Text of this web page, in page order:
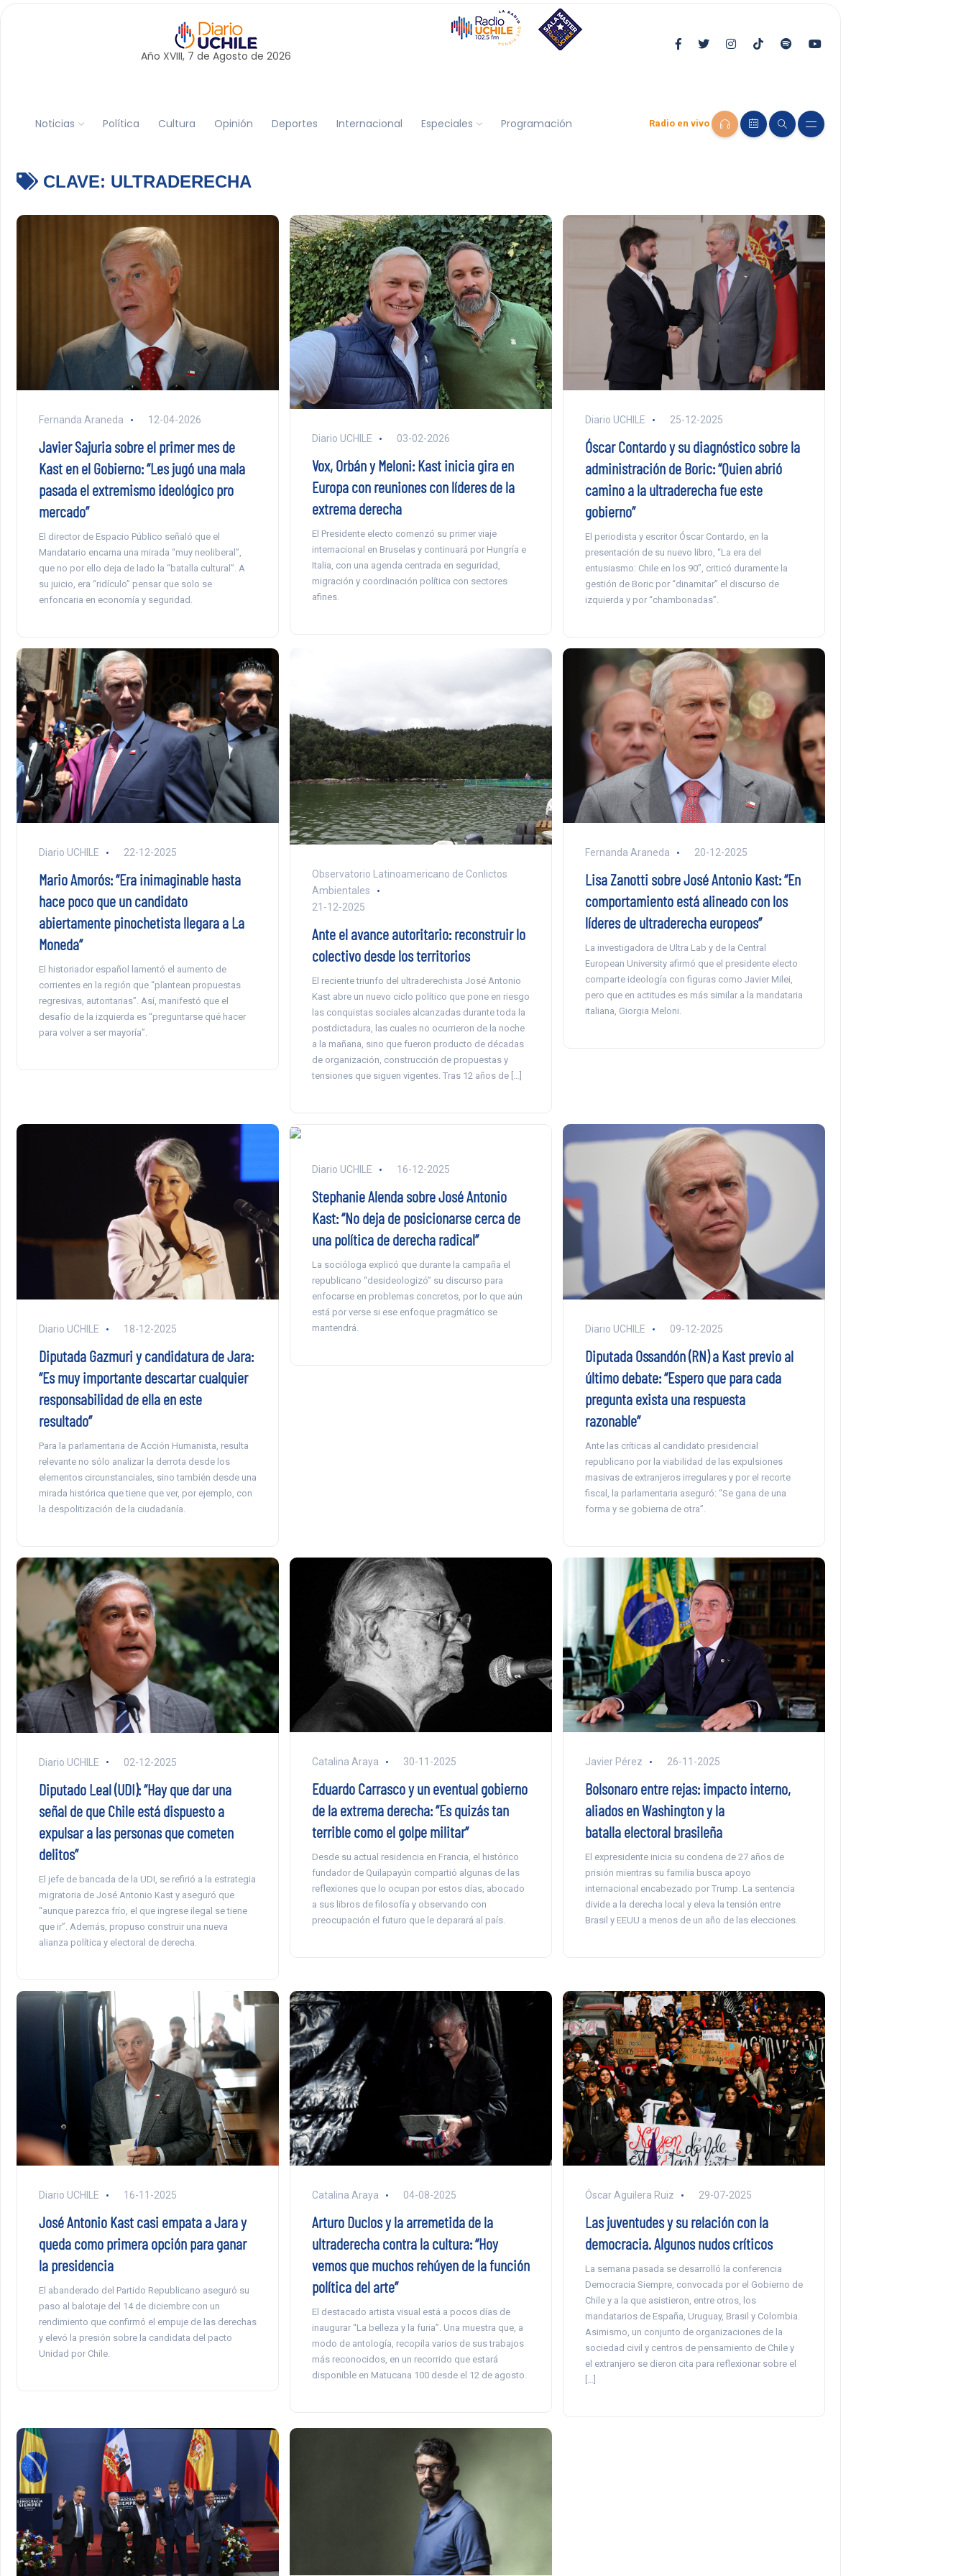
Año XVIII, 7 de Agosto de 2026
Noticias Política Cultura Opinión Deportes Internacional Especiales Programación Radio en vivo
CLAVE: ULTRADERECHA
Fernanda Araneda 12-04-2026
Javier Sajuria sobre el primer mes de
Kast en el Gobierno: “Les jugó una mala
pasada el extremismo ideológico pro
mercado”
El director de Espacio Público señaló que el
Mandatario encarna una mirada “muy neoliberal”,
que no por ello deja de lado la “batalla cultural”. A
su juicio, era “ridículo” pensar que solo se
enfoncaria en economía y seguridad.
Diario UCHILE 03-02-2026
Vox, Orbán y Meloni: Kast inicia gira en
Europa con reuniones con líderes de la
extrema derecha
El Presidente electo comenzó su primer viaje
internacional en Bruselas y continuará por Hungría e
Italia, con una agenda centrada en seguridad,
migración y coordinación política con sectores
afines.
Diario UCHILE 25-12-2025
Óscar Contardo y su diagnóstico sobre la
administración de Boric: “Quien abrió
camino a la ultraderecha fue este
gobierno”
El periodista y escritor Óscar Contardo, en la
presentación de su nuevo libro, “La era del
entusiasmo: Chile en los 90”, criticó duramente la
gestión de Boric por “dinamitar” el discurso de
izquierda y por “chambonadas”.
Diario UCHILE 22-12-2025
Mario Amorós: “Era inimaginable hasta
hace poco que un candidato
abiertamente pinochetista llegara a La
Moneda”
El historiador español lamentó el aumento de
corrientes en la región que “plantean propuestas
regresivas, autoritarias”. Así, manifestó que el
desafío de la izquierda es “preguntarse qué hacer
para volver a ser mayoría”.
Observatorio Latinoamericano de Conlictos
Ambientales
21-12-2025
Ante el avance autoritario: reconstruir lo
colectivo desde los territorios
El reciente triunfo del ultraderechista José Antonio
Kast abre un nuevo ciclo político que pone en riesgo
las conquistas sociales alcanzadas durante toda la
postdictadura, las cuales no ocurrieron de la noche
a la mañana, sino que fueron producto de décadas
de organización, construcción de propuestas y
tensiones que siguen vigentes. Tras 12 años de […]
Fernanda Araneda 20-12-2025
Lisa Zanotti sobre José Antonio Kast: “En
comportamiento está alineado con los
líderes de ultraderecha europeos”
La investigadora de Ultra Lab y de la Central
European University afirmó que el presidente electo
comparte ideología con figuras como Javier Milei,
pero que en actitudes es más similar a la mandataria
italiana, Giorgia Meloni.
Diario UCHILE 18-12-2025
Diputada Gazmuri y candidatura de Jara:
“Es muy importante descartar cualquier
responsabilidad de ella en este
resultado”
Para la parlamentaria de Acción Humanista, resulta
relevante no sólo analizar la derrota desde los
elementos circunstanciales, sino también desde una
mirada histórica que tiene que ver, por ejemplo, con
la despolitización de la ciudadanía.
Diario UCHILE 16-12-2025
Stephanie Alenda sobre José Antonio
Kast: “No deja de posicionarse cerca de
una política de derecha radical”
La socióloga explicó que durante la campaña el
republicano “desideologizó” su discurso para
enfocarse en problemas concretos, por lo que aún
está por verse si ese enfoque pragmático se
mantendrá.
Diario UCHILE 09-12-2025
Diputada Ossandón (RN) a Kast previo al
último debate: “Espero que para cada
pregunta exista una respuesta
razonable”
Ante las críticas al candidato presidencial
republicano por la viabilidad de las expulsiones
masivas de extranjeros irregulares y por el recorte
fiscal, la parlamentaria aseguró: “Se gana de una
forma y se gobierna de otra”.
Diario UCHILE 02-12-2025
Diputado Leal (UDI): “Hay que dar una
señal de que Chile está dispuesto a
expulsar a las personas que cometen
delitos”
El jefe de bancada de la UDI, se refirió a la estrategia
migratoria de José Antonio Kast y aseguró que
“aunque parezca frío, el que ingrese ilegal se tiene
que ir”. Además, propuso construir una nueva
alianza política y electoral de derecha.
Catalina Araya 30-11-2025
Eduardo Carrasco y un eventual gobierno
de la extrema derecha: “Es quizás tan
terrible como el golpe militar”
Desde su actual residencia en Francia, el histórico
fundador de Quilapayún compartió algunas de las
reflexiones que lo ocupan por estos días, abocado
a sus libros de filosofía y observando con
preocupación el futuro que le deparará al país.
Javier Pérez 26-11-2025
Bolsonaro entre rejas: impacto interno,
aliados en Washington y la
batalla electoral brasileña
El expresidente inicia su condena de 27 años de
prisión mientras su familia busca apoyo
internacional encabezado por Trump. La sentencia
divide a la derecha local y eleva la tensión entre
Brasil y EEUU a menos de un año de las elecciones.
Diario UCHILE 16-11-2025
José Antonio Kast casi empata a Jara y
queda como primera opción para ganar
la presidencia
El abanderado del Partido Republicano aseguró su
paso al balotaje del 14 de diciembre con un
rendimiento que confirmó el empuje de las derechas
y elevó la presión sobre la candidata del pacto
Unidad por Chile.
Catalina Araya 04-08-2025
Arturo Duclos y la arremetida de la
ultraderecha contra la cultura: “Hoy
vemos que muchos rehúyen de la función
política del arte”
El destacado artista visual está a pocos días de
inaugurar “La belleza y la furia”. Una muestra que, a
modo de antología, recopila varios de sus trabajos
más reconocidos, en un recorrido que estará
disponible en Matucana 100 desde el 12 de agosto.
Óscar Aguilera Ruiz 29-07-2025
Las juventudes y su relación con la
democracia. Algunos nudos críticos
La semana pasada se desarrolló la conferencia
Democracia Siempre, convocada por el Gobierno de
Chile y a la que asistieron, entre otros, los
mandatarios de España, Uruguay, Brasil y Colombia.
Asimismo, un conjunto de organizaciones de la
sociedad civil y centros de pensamiento de Chile y
el extranjero se dieron cita para reflexionar sobre el